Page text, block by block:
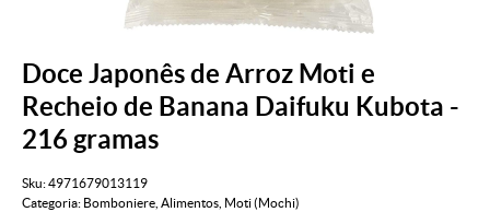
Doce Japonês de Arroz Moti e
Recheio de Banana Daifuku Kubota -
216 gramas
Sku:4971679013119
Categoria: Bomboniere Alimentos Moti (Mochi)